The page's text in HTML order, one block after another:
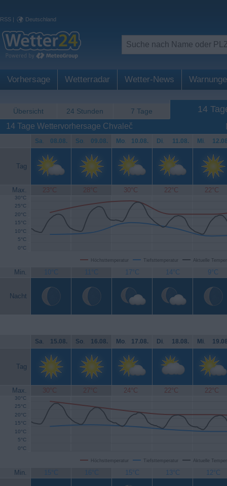
RSS | Deutschland
Vorhersage Wetterradar Wetter-News
Übersicht 24 Stunden 7 Tage 14
14 Tage Wettervorhersage Chvaleč
Sa. 08.08. So. 09.08. Mo. 10.08. Di. 11.08. Mi.
Tag
Max. 23°C 28°C 30°C 22°C 22°C
Höchsttemperatur Tiefsttemperatur Aktuelle
0°C
5°C
10°C
15°C
20°C
25°C
30°C
Min. 10°C 11°C 17°C 14°C 9°C
Nacht
Sa. 15.08. So. 16.08. Mo. 17.08. Di. 18.08. Mi.
Tag
Max. 30°C 27°C 24°C 22°C 22°C
Höchsttemperatur Tiefsttemperatur Aktuelle
0°C
5°C
10°C
15°C
20°C
25°C
30°C
Min. 15°C 16°C 15°C 13°C 12°C